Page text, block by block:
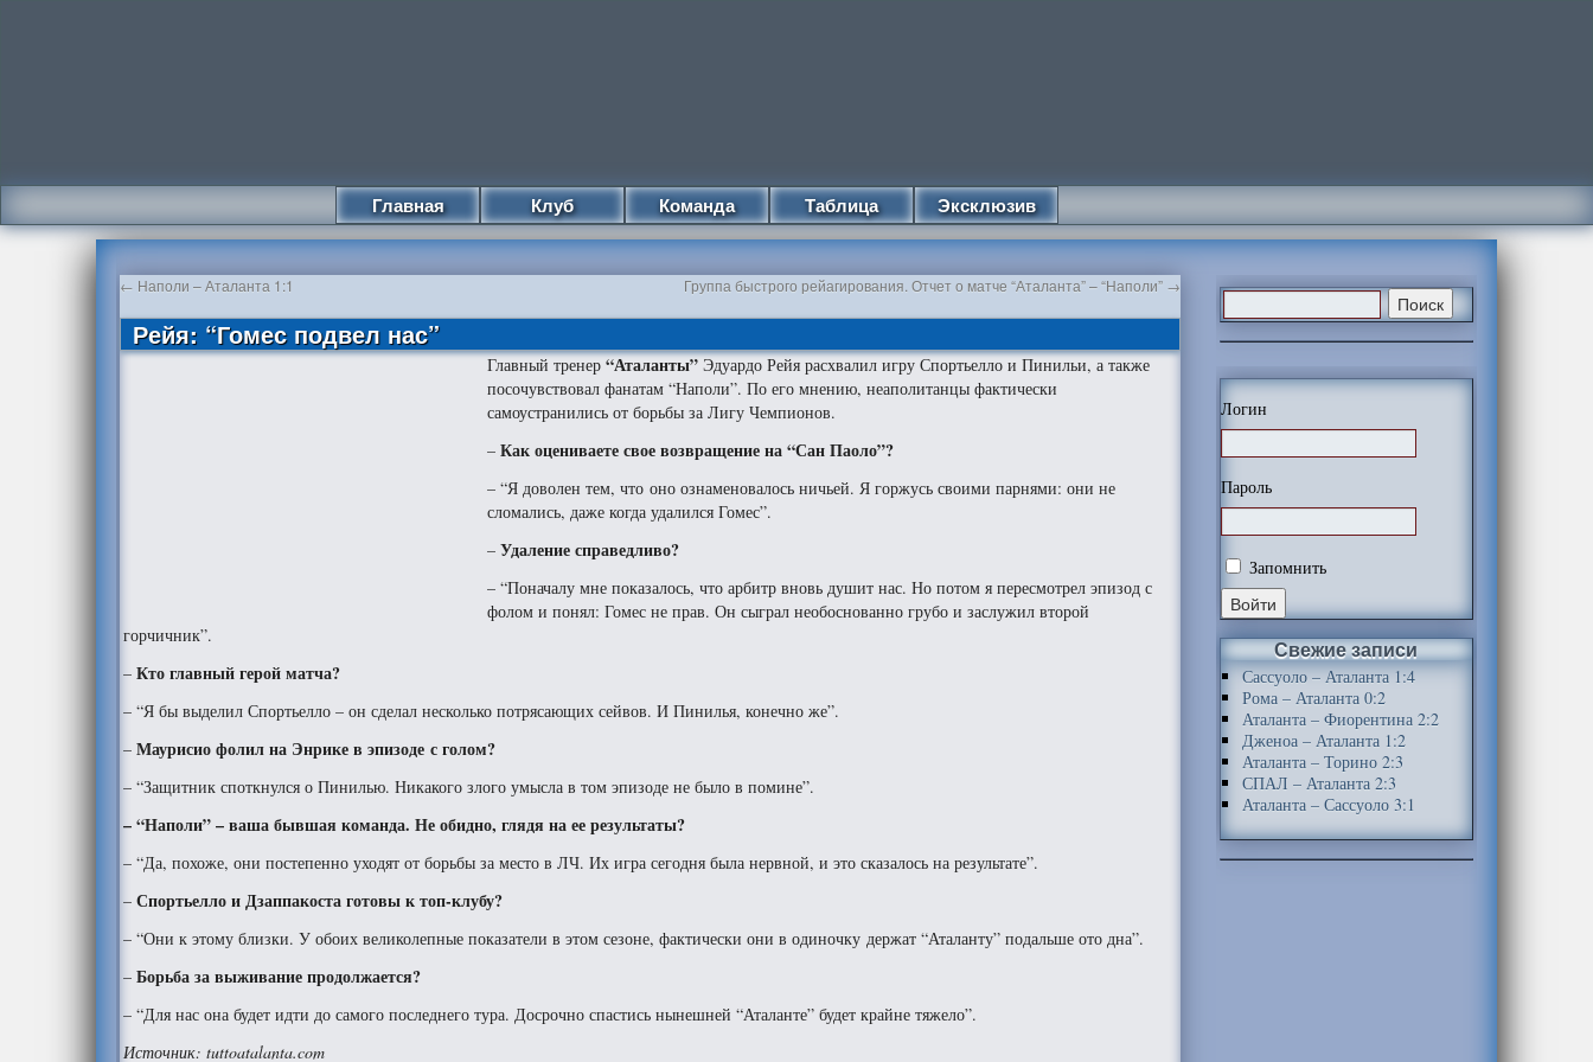
Главная Клуб Команда Таблица Эксклюзив
← Наполи – Аталанта 1:1 Группа быстрого рейагирования. Отчет о матче “Аталанта” – “Наполи” →
Рейя: “Гомес подвел нас”
Главный тренер“Аталанты” Эдуардо Рейя расхвалил игру Спортьелло и Пинильи, а также
посочувствовал фанатам “Наполи”. По его мнению, неаполитанцы фактически
самоустранились от борьбы за Лигу Чемпионов.
–Как оцениваете свое возвращение на “Сан Паоло”?
– “Я доволен тем, что оно ознаменовалось ничьей. Я горжусь своими парнями: они не
сломались, даже когда удалился Гомес”.
–Удаление справедливо?
– “Поначалу мне показалось, что арбитр вновь душит нас. Но потом я пересмотрел эпизод с
фолом и понял: Гомес не прав. Он сыграл необоснованно грубо и заслужил второй
горчичник”.
– Кто главный герой матча?
– “Я бы выделил Спортьелло – он сделал несколько потрясающих сейвов. И Пинилья, конечно же”.
– Маурисио фолил на Энрике в эпизоде с голом?
– “Защитник споткнулся о Пинилью. Никакого злого умысла в том эпизоде не было в помине”.
– “Наполи” – ваша бывшая команда. Не обидно, глядя на ее результаты?
– “Да, похоже, они постепенно уходят от борьбы за место в ЛЧ. Их игра сегодня была нервной, и это сказалось на результате”.
– Спортьелло и Дзаппакоста готовы к топ-клубу?
– “Они к этому близки. У обоих великолепные показатели в этом сезоне, фактически они в одиночку держат “Аталанту” подальше ото дна”.
–Борьба за выживание продолжается?
– “Для нас она будет идти до самого последнего тура. Досрочно спастись нынешней “Аталанте” будет крайне тяжело”.
Источник: tuttoatalanta.com
Логин
Пароль
Запомнить
Свежие записи
Сассуоло – Аталанта 1:4
Рома – Аталанта 0:2
Аталанта – Фиорентина 2:2
Дженоа – Аталанта 1:2
Аталанта – Торино 2:3
СПАЛ – Аталанта 2:3
Аталанта – Сассуоло 3:1